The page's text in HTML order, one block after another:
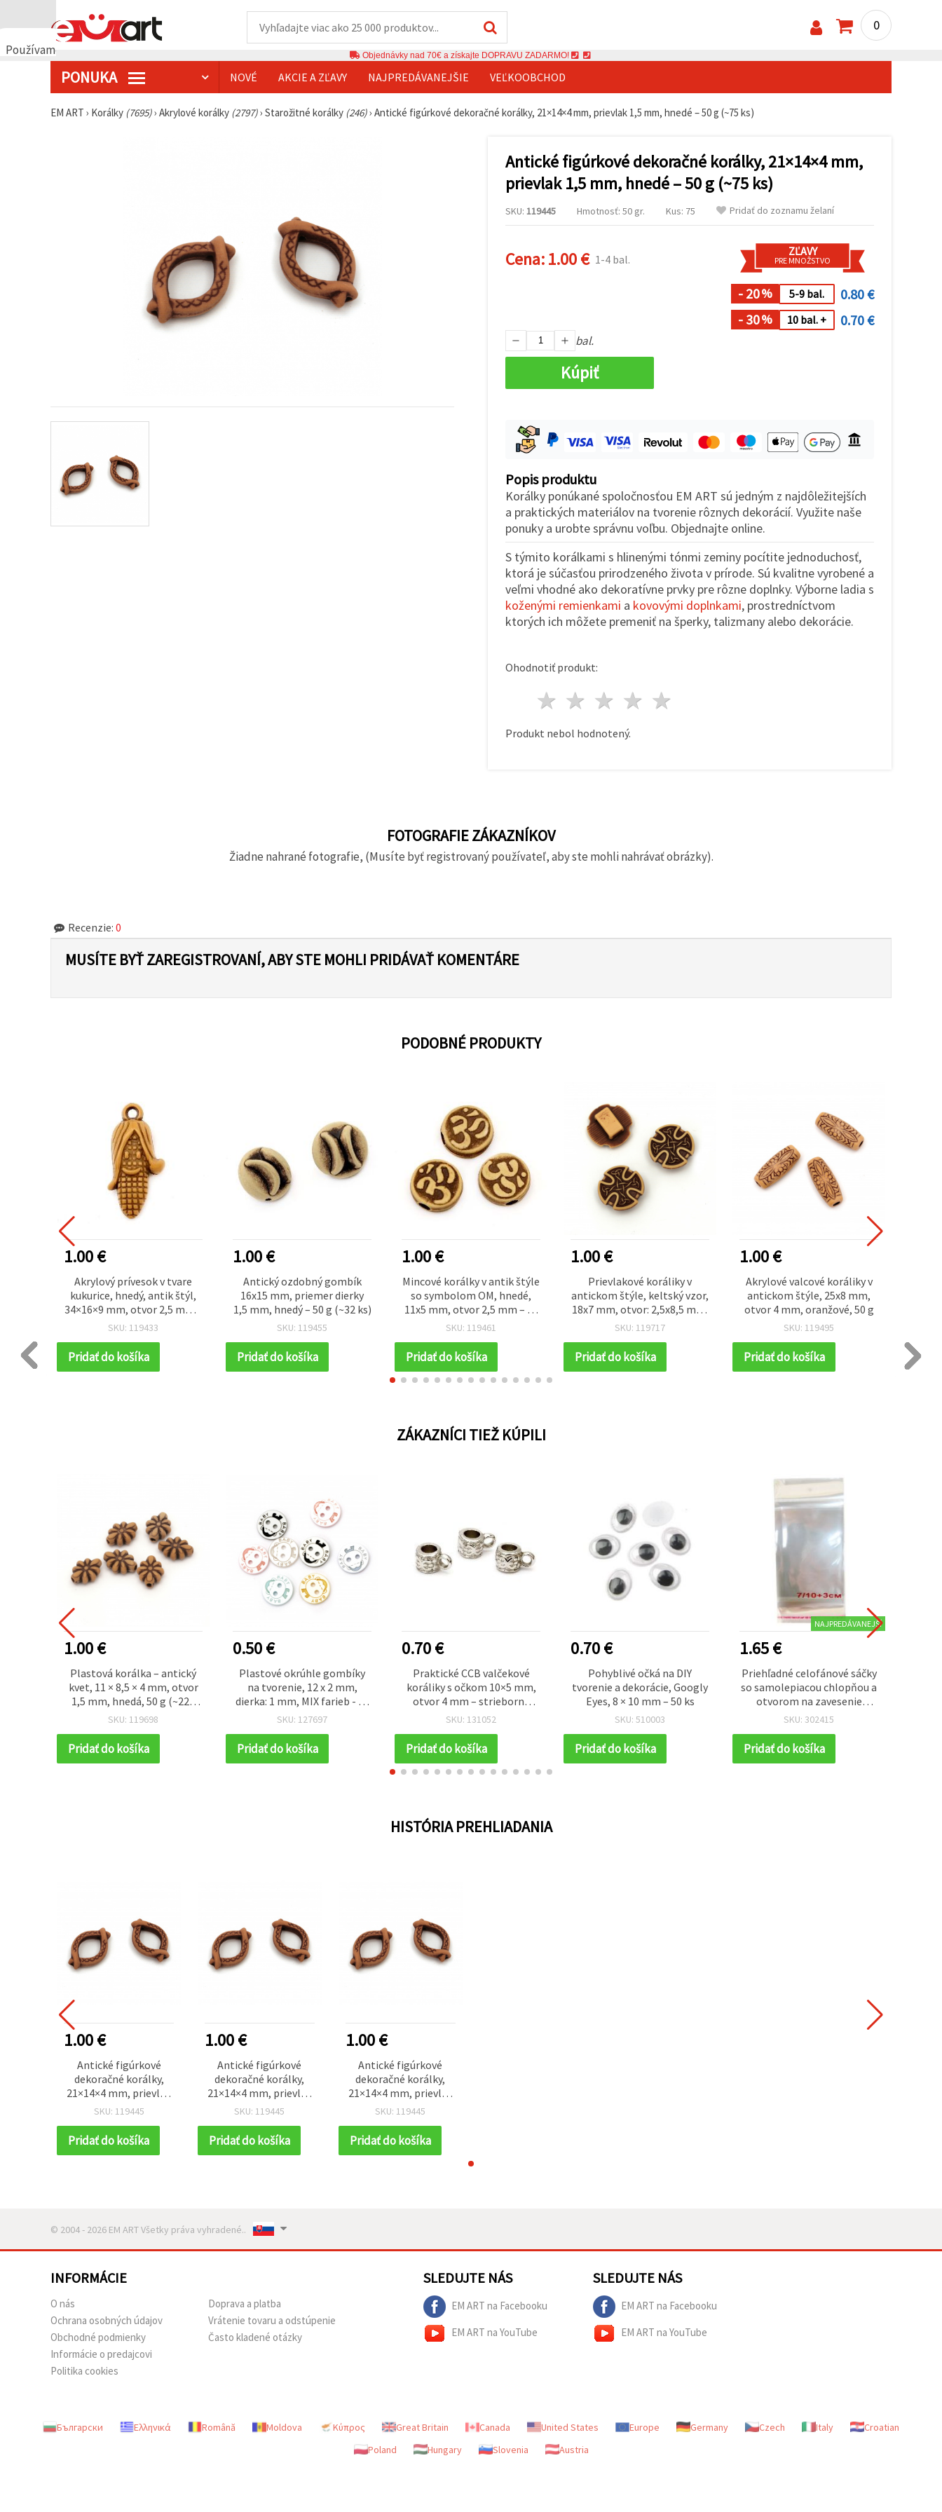
Používame
0
Objednávky nad 70€ a získajte DOPRAVU ZADARMO!
PONUKA NOVÉ AKCIE A ZĽAVY NAJPREDÁVANEJŠIE VEĽKOOBCHOD
EM ART › Korálky (7695)› Akrylové korálky (2797)› Starožitné korálky (246)› Antické figúrkové dekoračné korálky, 21×14×4 mm, prievlak 1,5 mm, hnedé – 50 g (~75 ks)
Antické figúrkové dekoračné korálky, 21×14×4 mm,
prievlak 1,5 mm, hnedé – 50 g (~75 ks)
SKU: 119445 Hmotnosť: 50 gr. Kus: 75 Pridať do zoznamu želaní
Cena:1.00 € 1-4 bal.
ZĽAVY
PRE MNOŽSTVO
- 20% 5-9 bal.
0.80 €
- 30% 10 bal. + 0.70 €
bal.
Kúpiť
Popis produktu
Korálky ponúkané spoločnosťou EM ART sú jedným z najdôležitejších
a praktických materiálov na tvorenie rôznych dekorácií. Využite naše
ponuky a urobte správnu voľbu. Objednajte online.
S týmito korálkami s hlinenými tónmi zeminy pocítite jednoduchosť,
ktorá je súčasťou prirodzeného života v prírode. Sú kvalitne vyrobené a
veľmi vhodné ako dekoratívne prvky pre rôzne doplnky. Výborne ladia s
koženými remienkami a kovovými doplnkami, prostredníctvom
ktorých ich môžete premeniť na šperky, talizmany alebo dekorácie.
Ohodnotiť produkt:
4 hviezdy
3 hviezdy
2 hviezdy
1 hviezda
Produkt nebol hodnotený.
FOTOGRAFIE ZÁKAZNÍKOV
Žiadne nahrané fotografie, (Musíte byť registrovaný používateľ, aby ste mohli nahrávať obrázky).
Recenzie: 0
MUSÍTE BYŤ ZAREGISTROVANÍ, ABY STE MOHLI PRIDÁVAŤ KOMENTÁRE
PODOBNÉ PRODUKTY
1.00 €
Akrylový prívesok v tvare
kukurice, hnedý, antik štýl,
34×16×9 mm, otvor 2,5 mm –
50 g (~22 ks)
SKU: 119433
Pridať do košíka
1.00 €
Antický ozdobný gombík
16x15 mm, priemer dierky
1,5 mm, hnedý – 50 g (~32 ks)
SKU: 119455
Pridať do košíka
1.00 €
Mincové korálky v antik štýle
so symbolom OM, hnedé,
11x5 mm, otvor 2,5 mm – 50
g (~120 ks)
SKU: 119461
Pridať do košíka
1.00 €
Prievlakové koráliky v
antickom štýle, keltský vzor,
18x7 mm, otvor: 2,5x8,5 mm,
hnedé – 50 g (~67 ks)
SKU: 119717
Pridať do košíka
1.00 €
Akrylové valcové koráliky v
antickom štýle, 25x8 mm,
otvor 4 mm, oranžové, 50 g
SKU: 119495
Pridať do košíka
ZÁKAZNÍCI TIEŽ KÚPILI
1.00 €
Plastová korálka – antický
kvet, 11 × 8,5 × 4 mm, otvor
1,5 mm, hnedá, 50 g (~225
ks)
SKU: 119698
Pridať do košíka
0.50 €
Plastové okrúhle gombíky
na tvorenie, 12 x 2 mm,
dierka: 1 mm, MIX farieb - 20
ks
SKU: 127697
Pridať do košíka
0.70 €
Praktické CCB valčekové
koráliky s očkom 10×5 mm,
otvor 4 mm – strieborná
farba, 50 ks na všestranné
SKU: 131052
Pridať do košíka
0.70 €
Pohyblivé očká na DIY
tvorenie a dekorácie, Googly
Eyes, 8 × 10 mm – 50 ks
SKU: 510003
Pridať do košíka
NAJPREDÁVANEJŠÍ
1.65 €
Priehľadné celofánové sáčky
so samolepiacou chlopňou a
otvorom na zavesenie
(eurovýsek), 7x10+3 cm, 30
ks na čisté a pohodlné
balenie výrobkov
SKU: 302415
Pridať do košíka
HISTÓRIA PREHLIADANIA
1.00 €
Antické figúrkové
dekoračné korálky,
21×14×4 mm, prievlak
1,5 mm, hnedé – 50 g
SKU: 119445
Pridať do košíka
1.00 €
Antické figúrkové
dekoračné korálky,
21×14×4 mm, prievlak
1,5 mm, hnedé – 50 g
SKU: 119445
Pridať do košíka
1.00 €
Antické figúrkové
dekoračné korálky,
21×14×4 mm, prievlak
1,5 mm, hnedé – 50 g
SKU: 119445
Pridať do košíka
© 2004 - 2026 EM ART Všetky práva vyhradené..
INFORMÁCIE
O nás
Ochrana osobných údajov
Obchodné podmienky
Informácie o predajcovi
Politika cookies
Doprava a platba
Vrátenie tovaru a odstúpenie
Často kladené otázky
SLEDUJTE NÁS
EM ART na Facebooku
EM ART na YouTube
SLEDUJTE NÁS
EM ART na Facebooku
EM ART na YouTube
Български Ελληνικά Română Moldova Κύπρος Great Britain Canada United States Europe Germany Czech Italy
Croatian
Poland
Hungary Slovenia Austria